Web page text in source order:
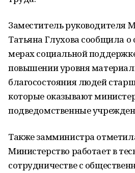
Заместитель руководителя
Татьяна Глухова сообщила
мерах социальной
повышении уровня
благосостояния людей
которые оказывают
подведомственные
Также замминистра
Министерство работает в
сотрудничестве с